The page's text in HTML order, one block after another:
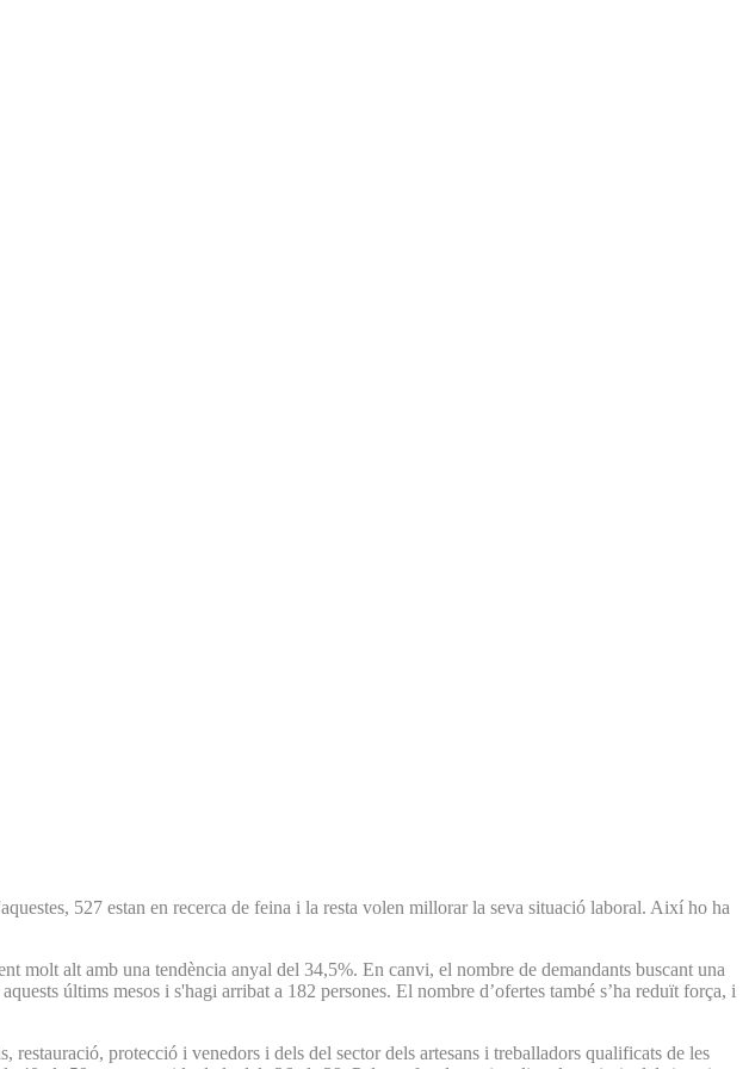
527 estan en recerca de feina i la resta volen millorar la seva situació laboral. Així ho ha
molt alt amb una tendència anyal del 34,5%. En canvi, el nombre de demandants buscant una
últims mesos i s'hagi arribat a 182 persones. El nombre d’ofertes també s’ha reduït força, i
protecció i venedors i dels del sector dels artesans i treballadors qualificats de les